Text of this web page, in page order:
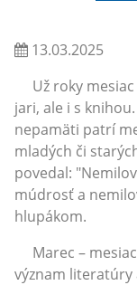
13.03.2025
Už roky mesiac
jari, ale i s
nepamäti patrí
mladých či
povedal:
múdrosť a
hlupákom.
Marec –
význam literatúry